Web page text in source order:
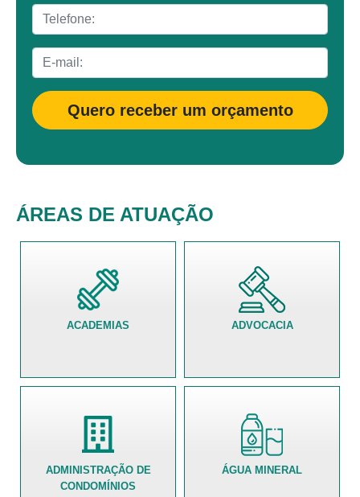
Quero receber um orçamento
ÁREAS DE ATUAÇÃO
ACADEMIAS
ADMINISTRAÇÃO DE
CONDOMÍNIOS
ADVOCACIA
ÁGUA MINERAL